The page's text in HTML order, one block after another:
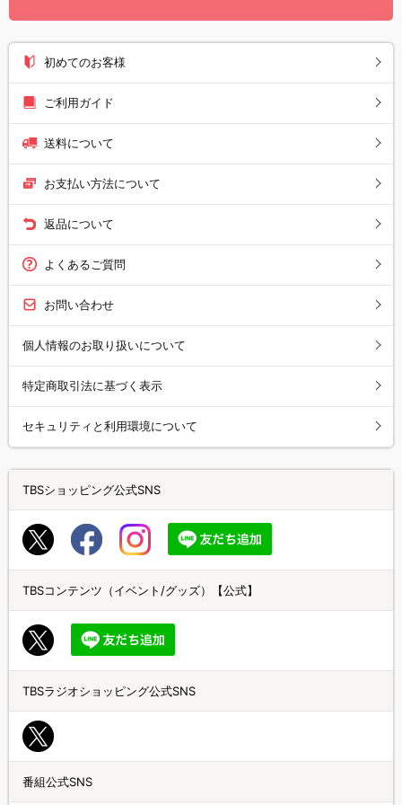
初めてのお客様
ご利用ガイド
送料について
お支払い方法について
返品について
よくあるご質問
お問い合わせ
個人情報のお取り扱いについて
特定商取引法に基づく表示
セキュリティと利用環境について
TBSショッピング公式SNS
TBSコンテンツ（イベント/グッズ）【公式】
TBSラジオショッピング公式SNS
番組公式SNS